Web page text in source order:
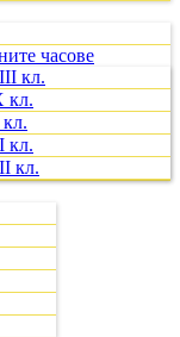
часове
кл.
кл.
кл.
кл.